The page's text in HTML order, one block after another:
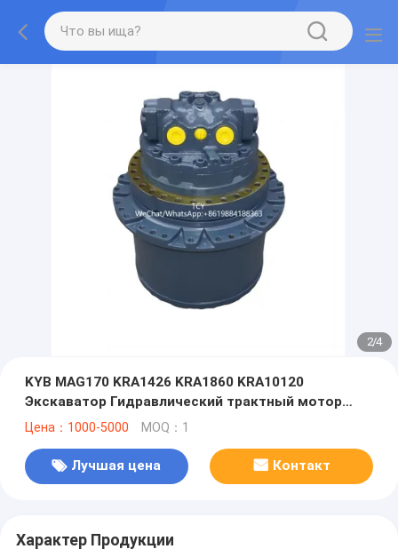
2/4
KYB MAG170 KRA1426 KRA1860 KRA10120
Экскаватор Гидравлический трактный мотор
SH200A3 SH210A5 SK250-8 SY215 CASE210
Цена：1000-5000 MOQ：1
Лучшая цена Контакт
Характер Продукции